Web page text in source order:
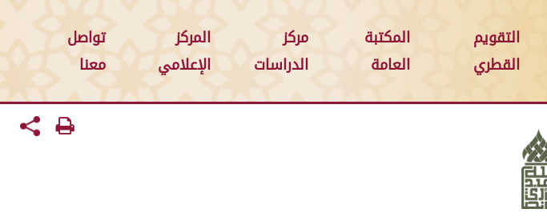
التقويم
القطري
المكتبة
العامة
مركز
الدراسات
المركز
الإعلامي
تواصل
معنا